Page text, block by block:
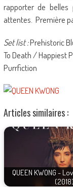
rapporter de
attentes. Première
Set list :Prehistoric
To Death / Happiest
Purrfiction
Articles similaires :
QUEEN KWONG -
(2018)